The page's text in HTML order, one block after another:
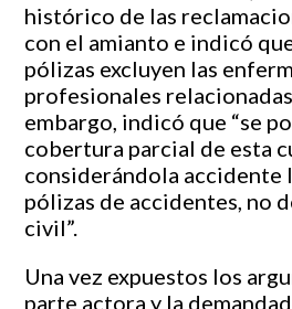
histórico de las
con el amianto e indicó
pólizas excluyen las
profesionales
embargo, indicó que “se
cobertura parcial de esta
considerándola accidente
pólizas de accidentes, no
civil”.
Una vez expuestos los
parte actora y la